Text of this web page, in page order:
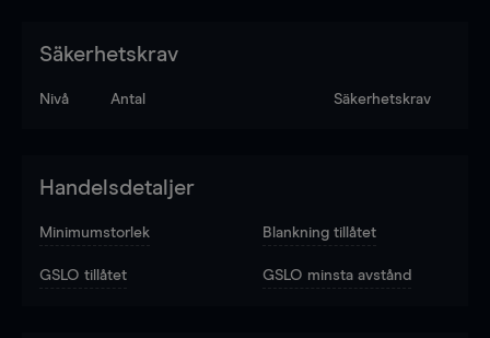
Säkerhetskrav
Nivå Antal Säkerhetskrav
Handelsdetaljer
Minimumstorlek Blankning tillåtet
GSLO tillåtet GSLO minsta avstånd